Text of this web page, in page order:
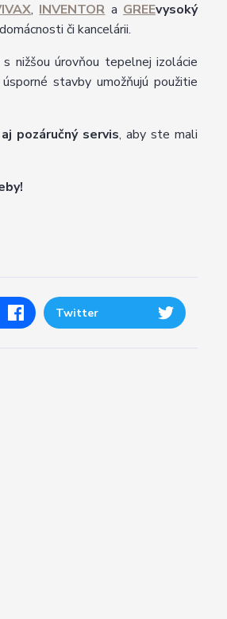
, INVENTOR a GREEvysoký
či kancelárii.
nižšou úrovňou tepelnej izolácie
stavby umožňujú použitie
aj pozáručný servis, aby ste mali
Twitter